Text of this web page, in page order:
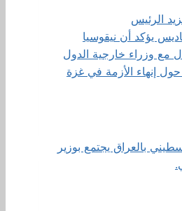
الرئيس
يؤكد أن نيقوسيا
مع وزراء خارجية الدول
حول إنهاء الأزمة في غزة